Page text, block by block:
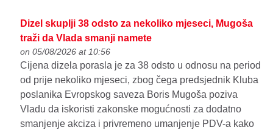
Dizel skuplji 38 odsto za nekoliko mjeseci, Mugoša
traži da Vlada smanji namete
on 05/08/2026 at 10:56
Cijena dizela porasla je za 38 odsto u odnosu na period
od prije nekoliko mjeseci, zbog čega predsjednik Kluba
poslanika Evropskog saveza Boris Mugoša poziva
Vladu da iskoristi zakonske mogućnosti za dodatno
smanjenje akciza i privremeno umanjenje PDV-a kako